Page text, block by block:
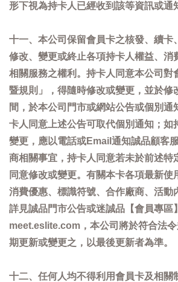
形下視為持卡人已經收到該等資訊或通
十一、本公司保留會員卡之核發、續卡
修改、變更或終止各項持卡人權益、消
相關服務之權利。持卡人同意本公司對
暨規則」，得隨時修改或變更，並於修
間，於本公司門市或網站公告或個別通
卡人同意上述公告可取代個別通知；如
變更，應以電話或Email通知誠品顧客
商相關事宜，持卡人同意若未於前述特
同意修改或變更。有關本卡各項最新使
消費優惠、標識符號、合作廠商、活動
詳見誠品門市公告或迷誠品【會員專區
meet.eslite.com，本公司將於符合法
期更新或變更之，以最後更新者為準。
十二、任何人均不得利用會員卡及相關